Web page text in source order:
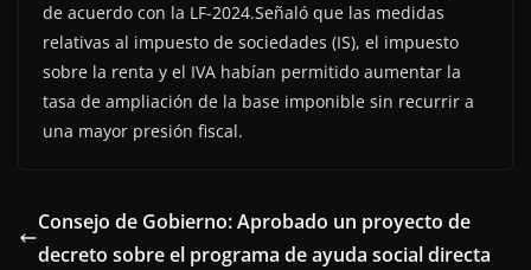
de acuerdo con la LF-2024.Señaló que las medidas
relativas al impuesto de sociedades (IS), el impuesto
sobre la renta y el IVA habían permitido aumentar la
tasa de ampliación de la base imponible sin recurrir a
una mayor presión fiscal.
Consejo de Gobierno: Aprobado un proyecto de
decreto sobre el programa de ayuda social directa